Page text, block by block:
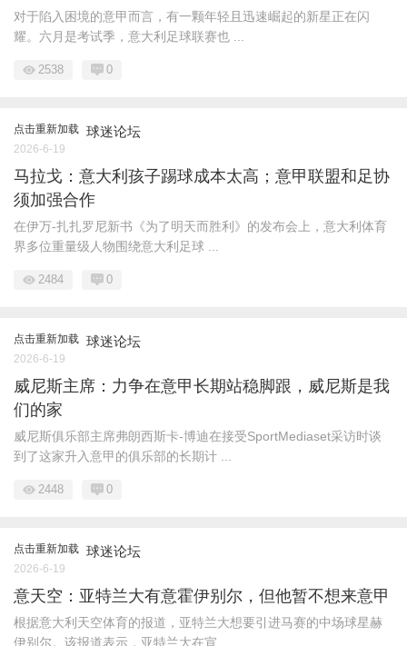
对于陷入困境的意甲而言，有一颗年轻且迅速崛起的新星正在闪
耀。六月是考试季，意大利足球联赛也 ...
2538 0
点击重新加载 球迷论坛
2026-6-19
马拉戈：意大利孩子踢球成本太高；意甲联盟和足协
须加强合作
在伊万-扎扎罗尼新书《为了明天而胜利》的发布会上，意大利体育
界多位重量级人物围绕意大利足球 ...
2484 0
点击重新加载 球迷论坛
2026-6-19
威尼斯主席：力争在意甲长期站稳脚跟，威尼斯是我
们的家
威尼斯俱乐部主席弗朗西斯卡-博迪在接受SportMediaset采访时谈
到了这家升入意甲的俱乐部的长期计 ...
2448 0
点击重新加载 球迷论坛
2026-6-19
意天空：亚特兰大有意霍伊别尔，但他暂不想来意甲
根据意大利天空体育的报道，亚特兰大想要引进马赛的中场球星赫
伊别尔。该报道表示，亚特兰大在宣 ...